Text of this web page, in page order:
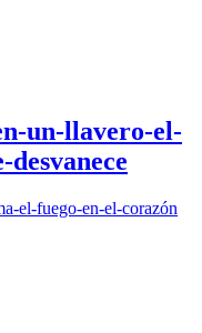
un-llavero-el-